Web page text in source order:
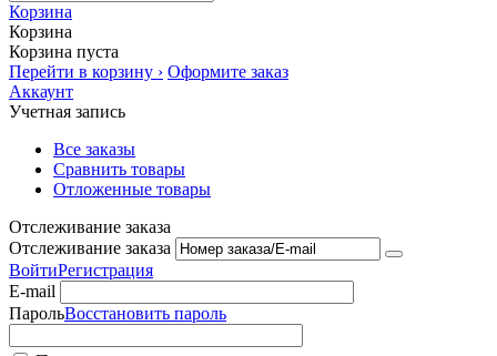
Корзина
Корзина
Корзина пуста
Перейти в корзину › Оформите заказ
Аккаунт
Учетная запись
Все заказы
Сравнить товары
Отложенные товары
Отслеживание заказа
Отслеживание заказа
ВойтиРегистрация
E-mail
ПарольВосстановить пароль